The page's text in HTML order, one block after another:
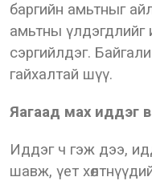
баргийн амьтныг
амьтны үлдэгдлийг
сэргийлдэг.
гайхалтай шүү.
Яагаад мах иддэг
Иддэг ч гэж дээ,
шавж, үет